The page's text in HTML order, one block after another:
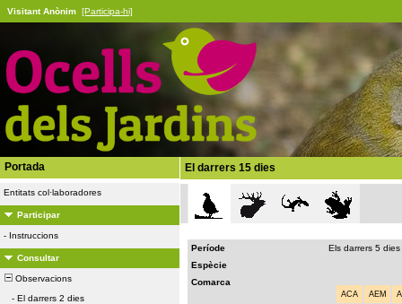
Visitant Anònim [Participa-hi]
Portada
Entitats col·laboradores
Participar
- Instruccions
Consultar
Observacions
- El darrers 2 dies
El darrers 15 dies
Període
Els darrers 5 dies
Espècie
Comarca
ACA AEM